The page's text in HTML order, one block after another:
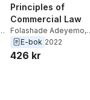
Principles of
Commercial Law
Folashade Adeyemo,
Mukarrum Ahmed
Kayode Akintola
E-bok 2022
426 kr